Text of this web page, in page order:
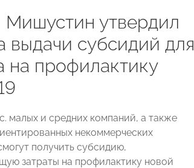
утвердил
выдачи субсидий для
на профилактику
малых и средних компаний, а также
некоммерческих
получить субсидию,
затраты на профилактику новой